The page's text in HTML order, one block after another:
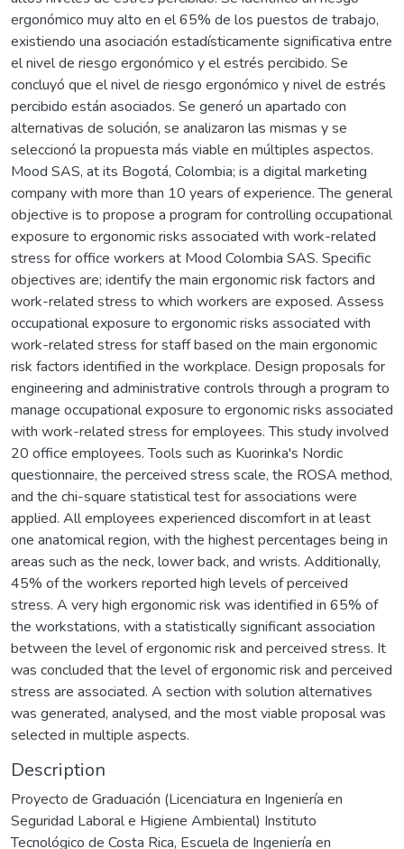
ergonómico muy alto en el 65% de los puestos de trabajo,
existiendo una asociación estadísticamente significativa entre
el nivel de riesgo ergonómico y el estrés percibido. Se
concluyó que el nivel de riesgo ergonómico y nivel de estrés
percibido están asociados. Se generó un apartado con
alternativas de solución, se analizaron las mismas y se
seleccionó la propuesta más viable en múltiples aspectos.
Mood SAS, at its Bogotá, Colombia; is a digital marketing
company with more than 10 years of experience. The general
objective is to propose a program for controlling occupational
exposure to ergonomic risks associated with work-related
stress for office workers at Mood Colombia SAS. Specific
objectives are; identify the main ergonomic risk factors and
work-related stress to which workers are exposed. Assess
occupational exposure to ergonomic risks associated with
work-related stress for staff based on the main ergonomic
risk factors identified in the workplace. Design proposals for
engineering and administrative controls through a program to
manage occupational exposure to ergonomic risks associated
with work-related stress for employees. This study involved
20 office employees. Tools such as Kuorinka's Nordic
questionnaire, the perceived stress scale, the ROSA method,
and the chi-square statistical test for associations were
applied. All employees experienced discomfort in at least
one anatomical region, with the highest percentages being in
areas such as the neck, lower back, and wrists. Additionally,
45% of the workers reported high levels of perceived
stress. A very high ergonomic risk was identified in 65% of
the workstations, with a statistically significant association
between the level of ergonomic risk and perceived stress. It
was concluded that the level of ergonomic risk and perceived
stress are associated. A section with solution alternatives
was generated, analysed, and the most viable proposal was
selected in multiple aspects.
Description
Proyecto de Graduación (Licenciatura en Ingeniería en
Seguridad Laboral e Higiene Ambiental) Instituto
Tecnológico de Costa Rica, Escuela de Ingeniería en